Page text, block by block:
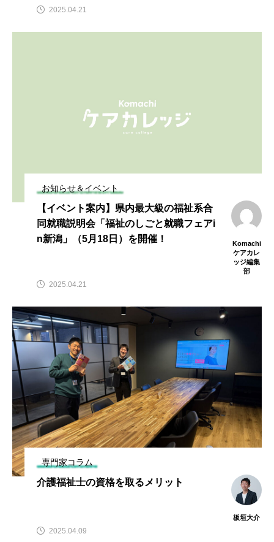
2025.04.21
お知らせ＆イベント
【イベント案内】県内最大級の福祉系合
同就職説明会「福祉のしごと就職フェアi
n新潟」（5月18日）を開催！
Komachi
ケアカレ
ッジ編集
部
2025.04.21
専門家コラム
介護福祉士の資格を取るメリット
板垣大介
2025.04.09